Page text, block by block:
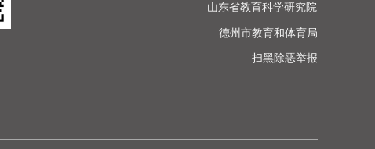
山东省教育科学研究院
德州市教育和体育局
扫黑除恶举报